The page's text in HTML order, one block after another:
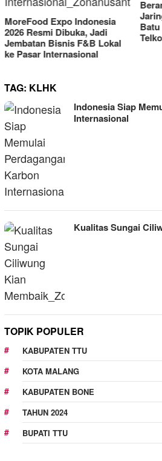
Indonesia
Jadi
F&B Lokal
Berantas
Jaringan,
Batu Raih
Telkomsel
TAG: KLHK
Indonesia Siap
Internasional
Kualitas Sungai
TOPIK POPULER
KABUPATEN TTU
KOTA MALANG
KABUPATEN BONE
TAHUN 2024
BUPATI TTU